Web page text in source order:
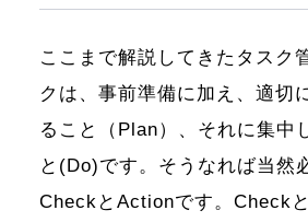
ここまで解説してきたタスク
クは、事前準備に加え、適切
ること（Plan）、それに集中
と(Do)です。そうなれば当然
CheckとActionです。Check